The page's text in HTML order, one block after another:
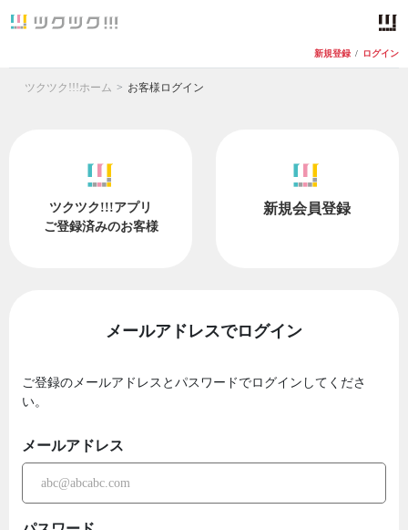
新規登録 / ログイン
ツクツク!!!ホーム お客様ログイン
ツクツク!!!アプリ
ご登録済みのお客様
新規会員登録
メールアドレスでログイン
ご登録のメールアドレスとパスワードでログインしてくださ
い。
メールアドレス